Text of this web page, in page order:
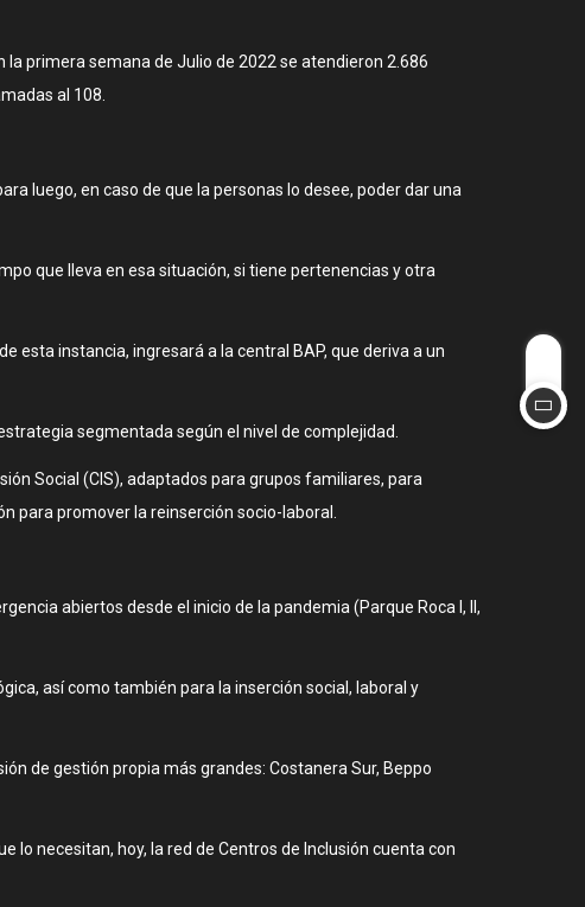
la primera semana de Julio de 2022 se atendieron 2.686
al 108.
luego, en caso de que la personas lo desee, poder dar una
que lleva en esa situación, si tiene pertenencias y otra
esta instancia, ingresará a la central BAP, que deriva a un
segmentada según el nivel de complejidad.
Social (CIS), adaptados para grupos familiares, para
para promover la reinserción socio-laboral.
abiertos desde el inicio de la pandemia (Parque Roca I, II,
así como también para la inserción social, laboral y
de gestión propia más grandes: Costanera Sur, Beppo
lo necesitan, hoy, la red de Centros de Inclusión cuenta con